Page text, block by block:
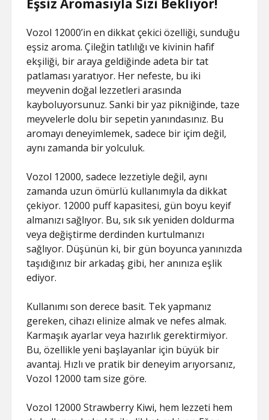
Eşsiz Aromasıyla Sizi Bekliyor!
Vozol 12000’in en dikkat çekici özelliği, sunduğu
eşsiz aroma. Çileğin tatlılığı ve kivinin hafif
ekşiliği, bir araya geldiğinde adeta bir tat
patlaması yaratıyor. Her nefeste, bu iki
meyvenin doğal lezzetleri arasında
kayboluyorsunuz. Sanki bir yaz pikniğinde, taze
meyvelerle dolu bir sepetin yanındasınız. Bu
aromayı deneyimlemek, sadece bir içim değil,
aynı zamanda bir yolculuk.
Vozol 12000, sadece lezzetiyle değil, aynı
zamanda uzun ömürlü kullanımıyla da dikkat
çekiyor. 12000 puff kapasitesi, gün boyu keyif
almanızı sağlıyor. Bu, sık sık yeniden doldurma
veya değiştirme derdinden kurtulmanızı
sağlıyor. Düşünün ki, bir gün boyunca yanınızda
taşıdığınız bir arkadaş gibi, her anınıza eşlik
ediyor.
Kullanımı son derece basit. Tek yapmanız
gereken, cihazı elinize almak ve nefes almak.
Karmaşık ayarlar veya hazırlık gerektirmiyor.
Bu, özellikle yeni başlayanlar için büyük bir
avantaj. Hızlı ve pratik bir deneyim arıyorsanız,
Vozol 12000 tam size göre.
Vozol 12000 Strawberry Kiwi, hem lezzeti hem